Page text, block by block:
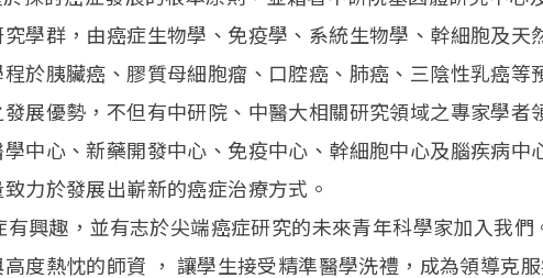
學群，由癌症生物學、免疫學、系統生物學、幹細胞及天
於胰臟癌、膠質母細胞瘤、口腔癌、肺癌、三陰性乳癌等
展優勢，不但有中研院、中醫大相關研究領域之專家學者
中心、新藥開發中心、免疫中心、幹細胞中心及腦疾病中
力於發展出嶄新的癌症治療方式。
趣，並有志於尖端癌症研究的未來青年科學家加入我們
度熱忱的師資 ， 讓學生接受精準醫學洗禮，成為領導克